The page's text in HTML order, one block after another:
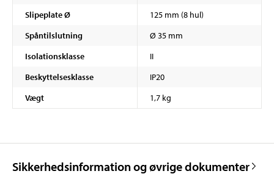
Slipeplate Ø
125 mm (8 hul)
Spåntilslutning
Ø 35 mm
Isolationsklasse
II
Beskyttelsesklasse
IP20
Vægt
1,7 kg
Sikkerhedsinformation og øvrige dokumenter